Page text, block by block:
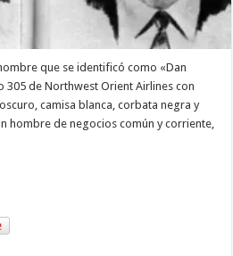
que se identificó como «Dan
de Northwest Orient Airlines con
camisa blanca, corbata negra y
hombre de negocios común y corriente,